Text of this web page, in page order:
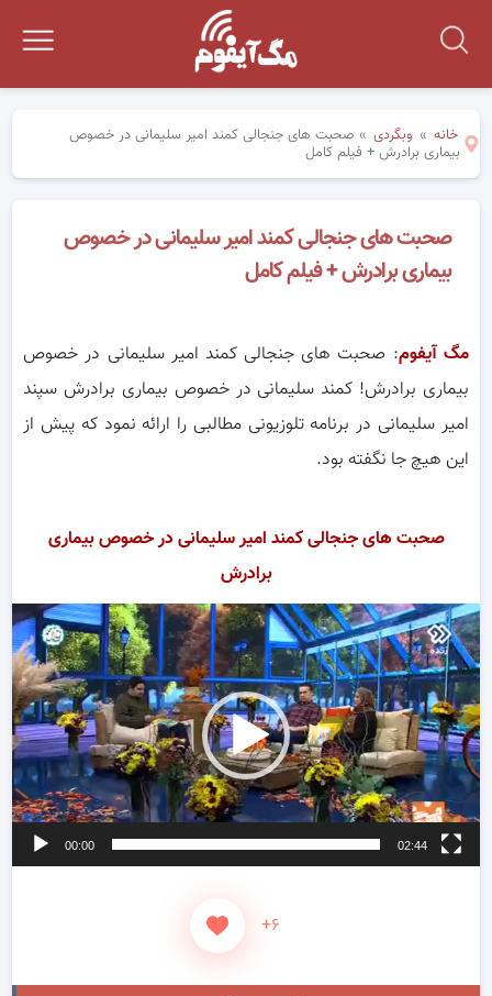
خانه » وبگردی » صحبت های جنجالی کمند امیر سلیمانی در خصوص
بیماری برادرش + فیلم کامل
صحبت های جنجالی کمند امیر سلیمانی در خصوص
بیماری برادرش + فیلم کامل
مگ آیفوم: صحبت های جنجالی کمند امیر سلیمانی در خصوص
بیماری برادرش! کمند سلیمانی در خصوص بیماری برادرش سپند
امیر سلیمانی در برنامه تلوزیونی مطالبی را ارائه نمود که پیش از
این هیچ جا نگفته بود.
صحبت های جنجالی کمند امیر سلیمانی در خصوص بیماری
برادرش
00:00 02:44
+۶